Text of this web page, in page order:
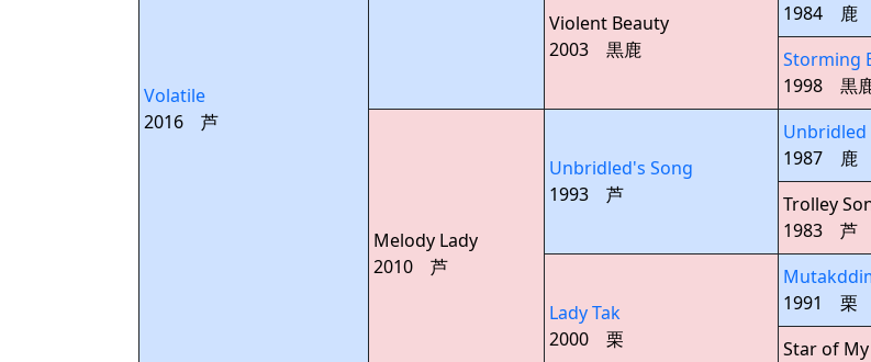
Volatile
2016 芦
Violent Beauty
2003 黒鹿
1984 鹿
Storming
1998 黒
Melody Lady
2010 芦
Unbridled's Song
1993 芦
Unbridled
1987 鹿
Trolley
1983 芦
Lady Tak
2000 栗
1991 栗
Star of My